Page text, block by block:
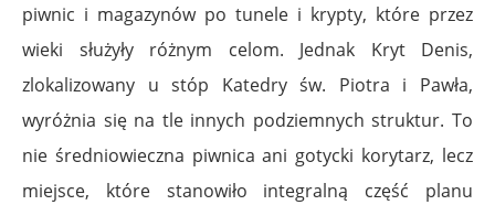
piwnic i magazynów po tunele i krypty, które przez
wieki służyły różnym celom. Jednak Kryt Denis,
zlokalizowany u stóp Katedry św. Piotra i Pawła,
wyróżnia się na tle innych podziemnych struktur. To
nie średniowieczna piwnica ani gotycki korytarz, lecz
miejsce, które stanowiło integralną część planu